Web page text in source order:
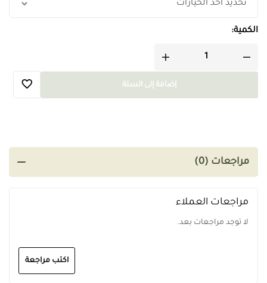
الكمية:
إضافة إلى السلة
مراجعات (0)
مراجعات العملاء
لا توجد مراجعات بعد.
اكتب مراجعة